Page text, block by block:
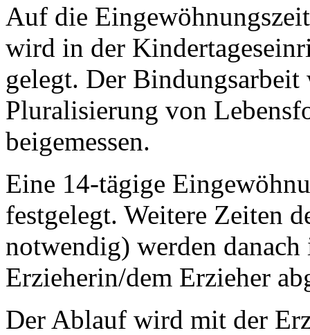
Auf die
wird in der
gelegt. Der
Pluralisierung von
beigemessen.
Eine 14-tägige
festgelegt. Weitere Zeiten
notwendig) werden
Erzieherin/dem Erzieher
Der Ablauf wird mit der